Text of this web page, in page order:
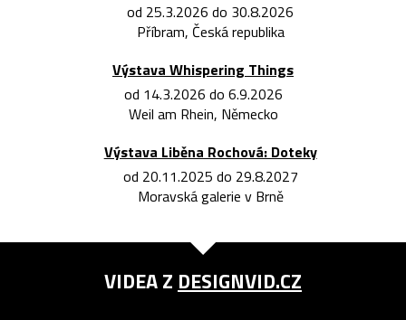
od 25.3.2026 do 30.8.2026
Příbram, Česká republika
Výstava Whispering Things
od 14.3.2026 do 6.9.2026
Weil am Rhein, Německo
Výstava Liběna Rochová: Doteky
od 20.11.2025 do 29.8.2027
Moravská galerie v Brně
VIDEA Z DESIGNVID.CZ